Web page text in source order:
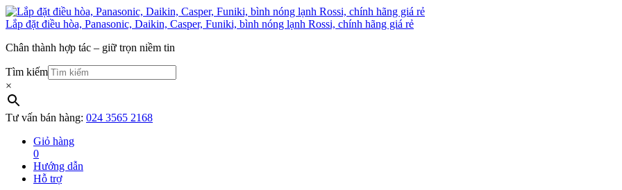
Lắp đặt điều hòa, Panasonic, Daikin, Casper, Funiki, bình nóng lạnh Rossi, chính hãng giá rẻ
Chân thành hợp tác – giữ trọn niềm tin
Tìm kiếm
×
Tư vấn bán hàng: 024 3565 2168
Giỏ hàng
0
Hướng dẫn
Hỗ trợ